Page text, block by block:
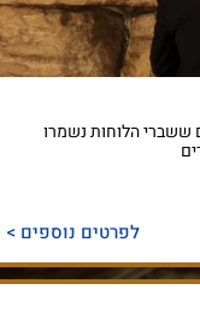
ששברי הלוחות נשמרו
לפרטים נוספים >